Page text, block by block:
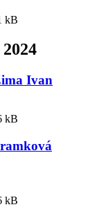
kB
Ivan
kB
kB